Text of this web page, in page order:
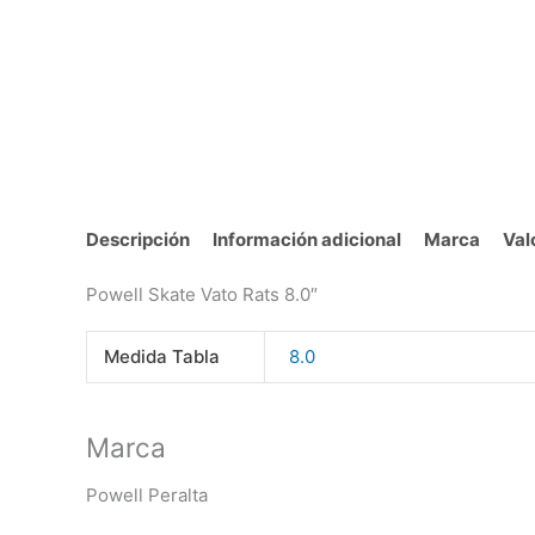
Descripción Información adicional Marca
Powell Skate Vato Rats 8.0″
Medida Tabla 8.0
Marca
Powell Peralta